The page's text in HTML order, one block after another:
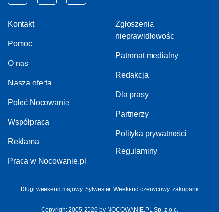
Kontakt
Pomoc
O nas
Nasza oferta
Poleć Nocowanie
Współpraca
Reklama
Praca w Nocowanie.pl
Zgłoszenia
nieprawidłowości
Patronat medialny
Redakcja
Dla prasy
Partnerzy
Polityka prywatności
Regulaminy
Długi weekend majowy, Sylwester, Weekend czerwcowy, Zakopane
Copyright 2005-2026 by NOCOWANIE.PL Sp. z o.o.